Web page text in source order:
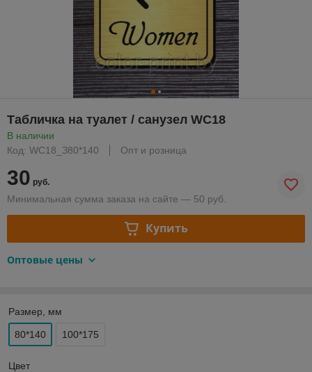
Табличка на туалет / санузел WC18
В наличии
Код: WC18_З80*140
Опт и розница
30 руб.
Минимальная сумма заказа на сайте — 50 руб.
Купить
Оптовые цены
Размер, мм
80*140 100*175
Цвет